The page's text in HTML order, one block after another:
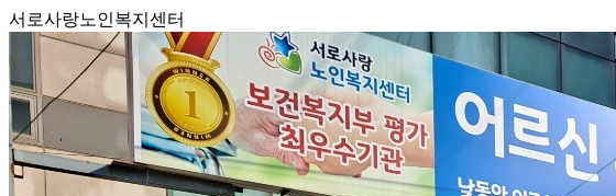
서로사랑노인복지센터